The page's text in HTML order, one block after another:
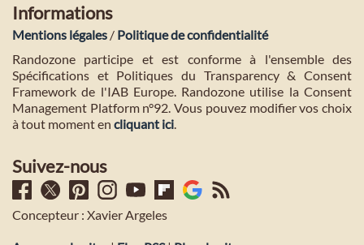
Informations
Mentions légales / Politique de confidentialité
Randozone participe et est conforme à l'ensemble des
Spécifications et Politiques du Transparency & Consent
Framework de l'IAB Europe. Randozone utilise la Consent
Management Platform n°92. Vous pouvez modifier vos choix
à tout moment en cliquant ici.
Suivez-nous
Concepteur : Xavier Argeles